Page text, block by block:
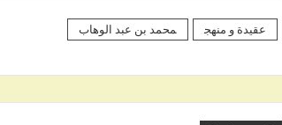
عقيدة و منهج محمد بن عبد الوهاب